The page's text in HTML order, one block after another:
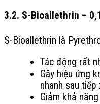
3.2. S-Bioallethrin –
S-Bioallethrin là
Tác động rất
Gây hiệu ứng
nhanh sau tiếp
Giảm khả